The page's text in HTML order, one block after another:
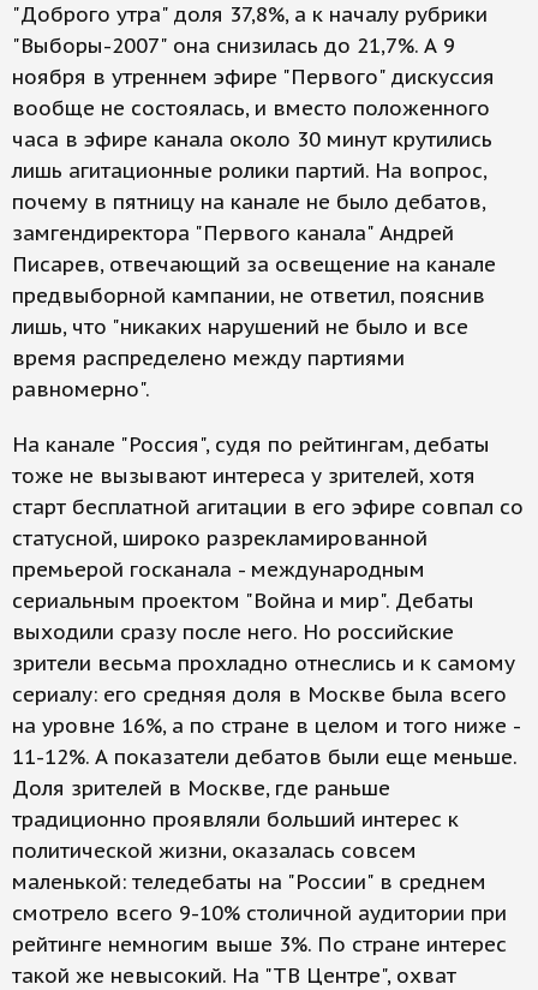
"Доброго утра" доля 37,8%, а к началу рубрики
"Выборы-2007" она снизилась до 21,7%. А 9
ноября в утреннем эфире "Первого" дискуссия
вообще не состоялась, и вместо положенного
часа в эфире канала около 30 минут крутились
лишь агитационные ролики партий. На вопрос,
почему в пятницу на канале не было дебатов,
замгендиректора "Первого канала" Андрей
Писарев, отвечающий за освещение на канале
предвыборной кампании, не ответил, пояснив
лишь, что "никаких нарушений не было и все
время распределено между партиями
равномерно".
На канале "Россия", судя по рейтингам, дебаты
тоже не вызывают интереса у зрителей, хотя
старт бесплатной агитации в его эфире совпал со
статусной, широко разрекламированной
премьерой госканала - международным
сериальным проектом "Война и мир". Дебаты
выходили сразу после него. Но российские
зрители весьма прохладно отнеслись и к самому
сериалу: его средняя доля в Москве была всего
на уровне 16%, а по стране в целом и того ниже -
11-12%. А показатели дебатов были еще меньше.
Доля зрителей в Москве, где раньше
традиционно проявляли больший интерес к
политической жизни, оказалась совсем
маленькой: теледебаты на "России" в среднем
смотрело всего 9-10% столичной аудитории при
рейтинге немногим выше 3%. По стране интерес
такой же невысокий. На "ТВ Центре", охват